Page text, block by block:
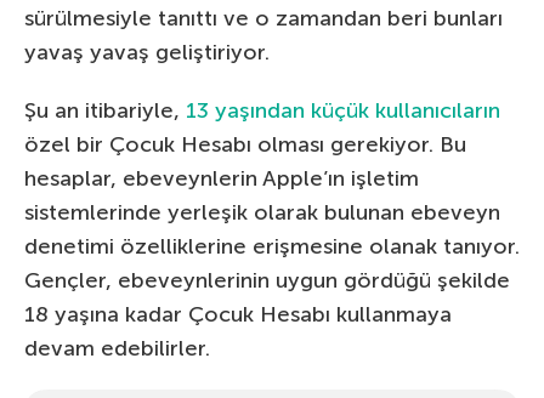
sürülmesiyle tanıttı ve o zamandan beri bunları
yavaş yavaş geliştiriyor.
Şu an itibariyle, 13 yaşından küçük kullanıcıların
özel bir Çocuk Hesabı olması gerekiyor. Bu
hesaplar, ebeveynlerin Apple’ın işletim
sistemlerinde yerleşik olarak bulunan ebeveyn
denetimi özelliklerine erişmesine olanak tanıyor.
Gençler, ebeveynlerinin uygun gördüğü şekilde
18 yaşına kadar Çocuk Hesabı kullanmaya
devam edebilirler.